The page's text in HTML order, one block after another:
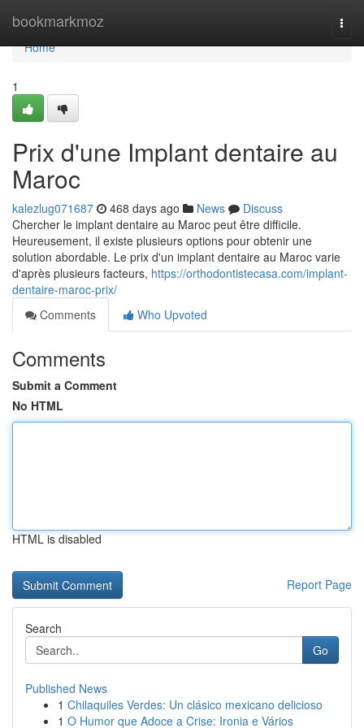
bookmarkmoz
Home
Home
1
Prix d'une Implant dentaire au
Maroc
kalezlug071687 468 days ago News
Discuss
Chercher le implant dentaire au Maroc peut être difficile.
Heureusement, il existe plusieurs options pour obtenir une
solution abordable. Le prix d'un implant dentaire au Maroc varie
d'après plusieurs facteurs, https://orthodontistecasa.com/implant-
dentaire-maroc-prix/
Comments
Who Upvoted
Comments
Submit a Comment
No HTML
HTML is disabled
Report Page
Search
Go
Published News
1 Chilaquiles Verdes: Un clásico mexicano delicioso
1 O Humor que Adoce a Crise: Ironia e Vários